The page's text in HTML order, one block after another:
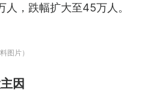
人，跌幅扩大至45万人。
图片）
因